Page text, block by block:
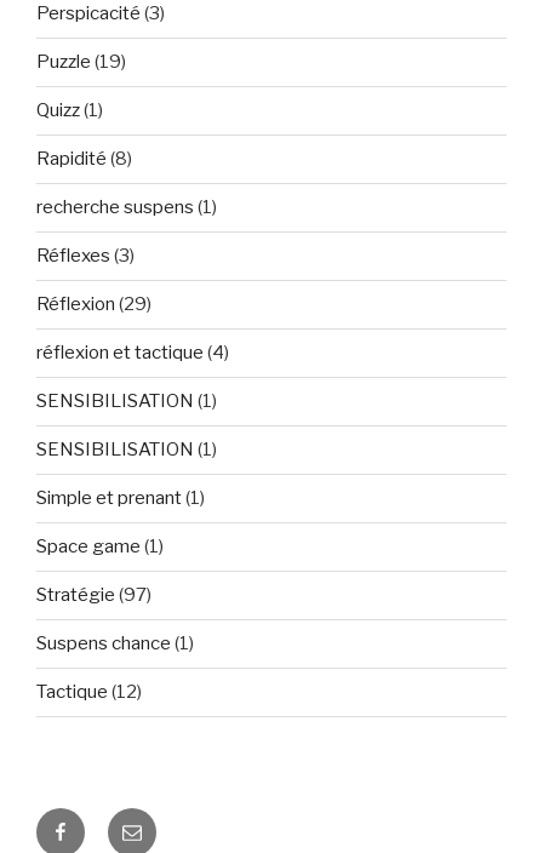
Perspicacité (3)
Puzzle (19)
Quizz(1)
Rapidité (8)
recherche suspens (1)
Réflexes (3)
Réflexion (29)
réflexion et tactique (4)
SENSIBILISATION (1)
SENSIBILISATION (1)
Simple et prenant(1)
Space game (1)
Stratégie (97)
Suspens chance (1)
Tactique (12)
Facebook
E-